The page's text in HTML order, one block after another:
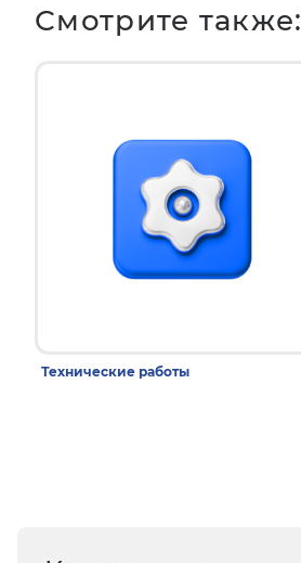
Смотрите также:
Технические работы